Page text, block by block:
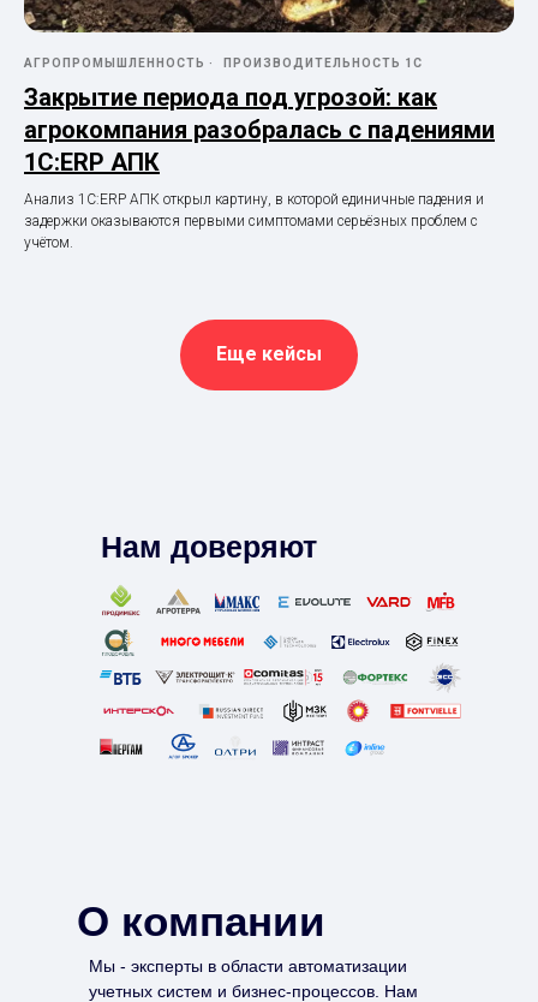
АГРОПРОМЫШЛЕННОСТЬ ПРОИЗВОДИТЕЛЬНОСТЬ 1С
Закрытие периода под угрозой: как
агрокомпания разобралась с падениями
1С:ERP АПК
Анализ 1С:ERP АПК открыл картину, в которой единичные падения и
задержки оказываются первыми симптомами серьёзных проблем с
учётом.
Еще кейсы
Нам доверяют
Мы - эксперты в области автоматизации
учетных систем и бизнес-процессов. Нам
О компании